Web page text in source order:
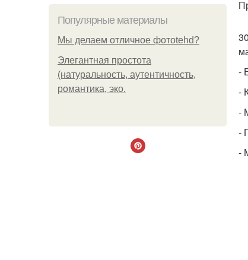
Популярные материалы
Мы делаем отличное фотоtehd?
Элегантная простота
(натуральность, аутентичность,
романтика, эко.
-
-
-
-
-